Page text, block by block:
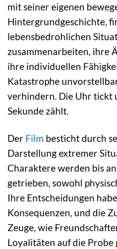
mit seiner eigenen
Hintergrundgeschichte,
lebensbedrohlichen
zusammenarbeiten, ihre
ihre individuellen
Katastrophe
verhindern. Die Uhr tickt
Sekunde zählt.
Der Film besticht durch
Darstellung extremer
Charaktere werden bis
getrieben, sowohl
Ihre Entscheidungen
Konsequenzen, und die
Zeuge, wie
Loyalitäten auf die